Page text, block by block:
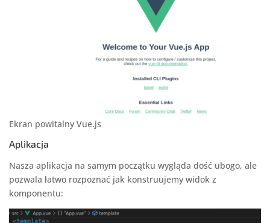
Ekran powitalny Vue.js
Aplikacja
Nasza aplikacja na samym początku wygląda dość ubogo, ale
pozwala łatwo rozpoznać jak konstruujemy widok z
komponentu: